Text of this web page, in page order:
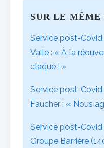
SUR LE MÊME
Service post-Covid
Valle : « À la
claque ! »
Service post-Covid
Faucher : « Nous
Service post-Covid
Groupe Barrière